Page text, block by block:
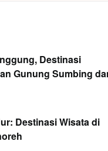
Destinasi
Gunung Sumbing
Destinasi Wisata di